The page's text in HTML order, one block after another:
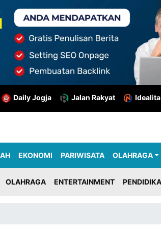
Daily Jogja Jalan Rakyat
EKONOMI PARIWISATA OLAHRAGA
OLAHRAGA ENTERTAINMENT